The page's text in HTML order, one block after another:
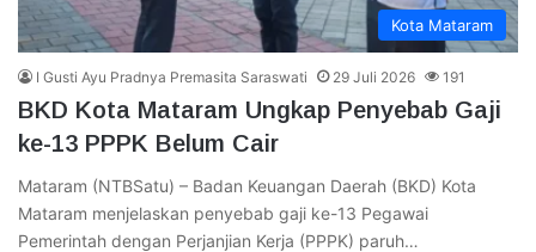
Kota Mataram
I Gusti Ayu Pradnya Premasita Saraswati 29 Juli 2026 191
BKD Kota Mataram Ungkap Penyebab Gaji
ke-13 PPPK Belum Cair
Mataram (NTBSatu) – Badan Keuangan Daerah (BKD) Kota
Mataram menjelaskan penyebab gaji ke-13 Pegawai
Pemerintah dengan Perjanjian Kerja (PPPK) paruh…